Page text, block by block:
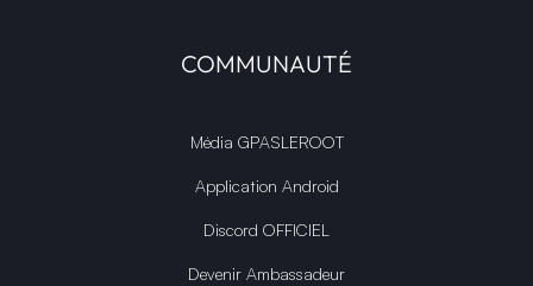
COMMUNAUTÉ
Média GPASLEROOT
Application Android
Discord OFFICIEL
Devenir Ambassadeur